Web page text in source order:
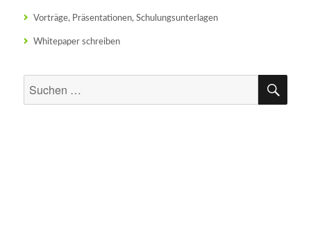
Vorträge, Präsentationen, Schulungsunterlagen
Whitepaper schreiben